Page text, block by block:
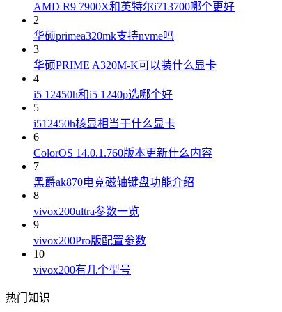
AMD R9 7900X和英特尔i713700哪个更好
2
华硕primea320mk支持nvme吗
3
华硕PRIME A320M-K可以装什么显卡
4
i5 12450h和i5 1240p选哪个好
5
i512450h核显相当于什么显卡
6
ColorOS 14.0.1.760版本更新什么内容
7
黑爵ak870电竞磁轴键盘功能介绍
8
vivox200ultra参数一览
9
vivox200Pro版配置参数
10
vivox200有几个型号
热门知识